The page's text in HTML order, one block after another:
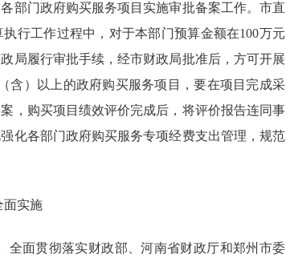
部门政府购买服务项目实施审批备案工作。市直
行工作过程中，对于本部门预算金额在100万元
局履行审批手续，经市财政局批准后，方可开展
含）以上的政府购买服务项目，要在项目完成采
，购买项目绩效评价完成后，将评价报告连同事
化各部门政府购买服务专项经费支出管理，规范
面实施
全面贯彻落实财政部、河南省财政厅和郑州市委